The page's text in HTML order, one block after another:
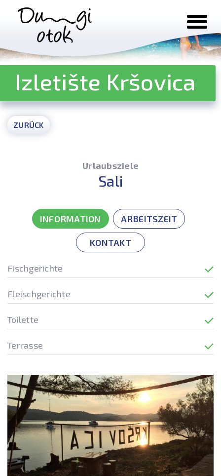
Zum Inhalt springen
Izletište Kršovica
ZURÜCK
Urlaubsziele
Sali
INFORMATION ARBEITSZEIT
KONTAKT
Fischgerichte
Fleischgerichte
Toilette
Terrasse